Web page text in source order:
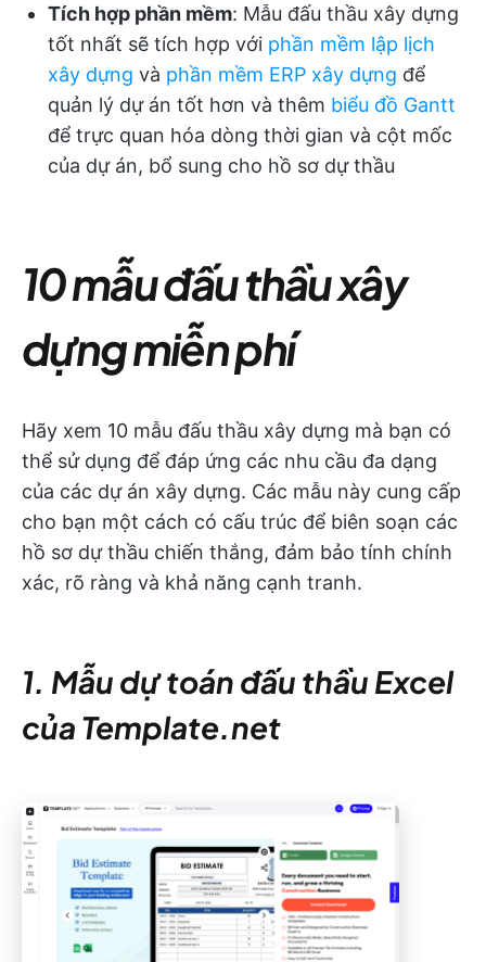
Tích hợp phần mềm: Mẫu đấu thầu xây dựng
tốt nhất sẽ tích hợp với phần mềm lập lịch
xây dựng và phần mềm ERP xây dựng để
quản lý dự án tốt hơn và thêm biểu đồ Gantt
để trực quan hóa dòng thời gian và cột mốc
của dự án, bổ sung cho hồ sơ dự thầu
10 mẫu đấu thầu xây
dựng miễn phí
Hãy xem 10 mẫu đấu thầu xây dựng mà bạn có
thể sử dụng để đáp ứng các nhu cầu đa dạng
của các dự án xây dựng. Các mẫu này cung cấp
cho bạn một cách có cấu trúc để biên soạn các
hồ sơ dự thầu chiến thắng, đảm bảo tính chính
xác, rõ ràng và khả năng cạnh tranh.
1. Mẫu dự toán đấu thầu Excel
của Template.net